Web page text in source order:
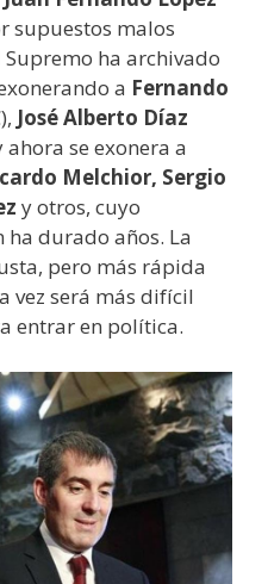
supuestos malos
ha archivado
a Fernando
José Alberto Díaz
ahora se exonera a
Melchior, Sergio
y otros, cuyo
ha durado años. La
pero más rápida
vez será más difícil
entrar en política.